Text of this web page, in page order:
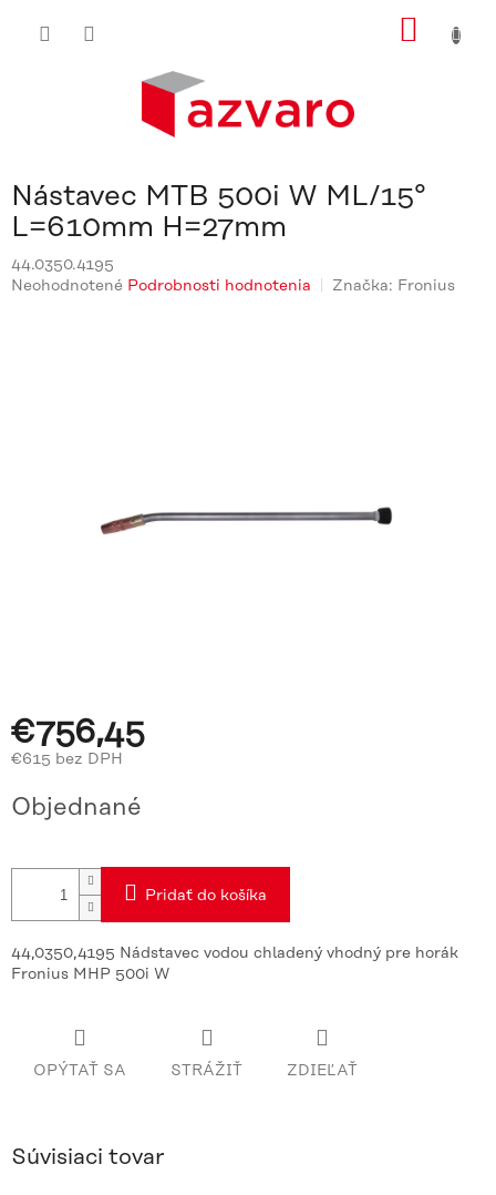
Nástavec MTB 500i W ML/15°
L=610mm H=27mm
44.0350.4195
Priemerné
Neohodnotené Podrobnosti hodnotenia Značka: Fronius
€756,45
€615 bez DPH
cena:
Objednané
Pridať do košíka
44,0350,4195 Nádstavec vodou chladený vhodný pre horák
Fronius MHP 500i W
OPÝTAŤ SA STRÁŽIŤ ZDIEĽAŤ
Súvisiaci tovar